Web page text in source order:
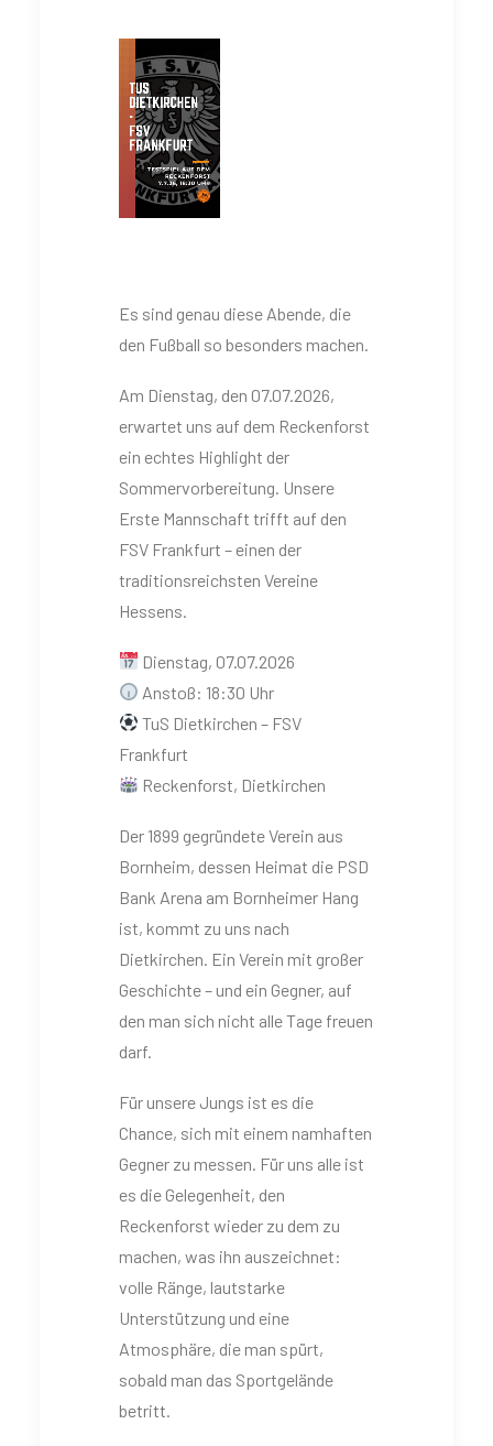
Es sind genau diese Abende, die
den Fußball so besonders machen.
Am Dienstag, den 07.07.2026,
erwartet uns auf dem Reckenforst
ein echtes Highlight der
Sommervorbereitung. Unsere
Erste Mannschaft trifft auf den
FSV Frankfurt – einen der
traditionsreichsten Vereine
Hessens.
Dienstag, 07.07.2026
Anstoß: 18:30 Uhr
TuS Dietkirchen – FSV
Frankfurt
Reckenforst, Dietkirchen
Der 1899 gegründete Verein aus
Bornheim, dessen Heimat die PSD
Bank Arena am Bornheimer Hang
ist, kommt zu uns nach
Dietkirchen. Ein Verein mit großer
Geschichte – und ein Gegner, auf
den man sich nicht alle Tage freuen
darf.
Für unsere Jungs ist es die
Chance, sich mit einem namhaften
Gegner zu messen. Für uns alle ist
es die Gelegenheit, den
Reckenforst wieder zu dem zu
machen, was ihn auszeichnet:
volle Ränge, lautstarke
Unterstützung und eine
Atmosphäre, die man spürt,
sobald man das Sportgelände
betritt.